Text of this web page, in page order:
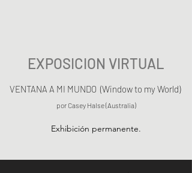
EXPOSICION VIRTUAL
VENTANA A MI MUNDO (Window to my World)
por Casey Halse (Australia)
Exhibición permanente.